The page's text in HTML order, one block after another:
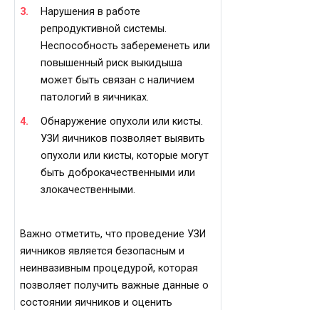
Нарушения в работе
репродуктивной системы.
Неспособность забеременеть или
повышенный риск выкидыша
может быть связан с наличием
патологий в яичниках.
Обнаружение опухоли или кисты.
УЗИ яичников позволяет выявить
опухоли или кисты, которые могут
быть доброкачественными или
злокачественными.
Важно отметить, что проведение УЗИ
яичников является безопасным и
неинвазивным процедурой, которая
позволяет получить важные данные о
состоянии яичников и оценить